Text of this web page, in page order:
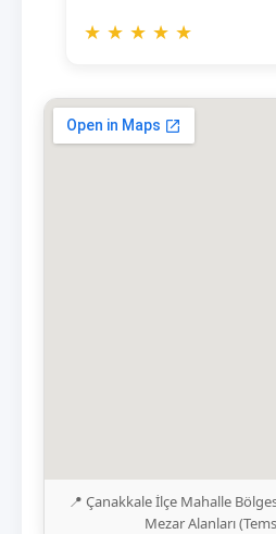
★ ★ ★ ★ ★
📍 Çanakkale İlçe Mahalle
Mezar Alanları